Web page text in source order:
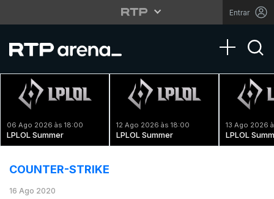
Entrar
Toggle
06 Ago 2026 às 18:00
LPLOL Summer
12 Ago 2026 às 18:00
LPLOL Summer
13 Ago 2026
LPLOL
COUNTER-STRIKE
16 Ago 2020